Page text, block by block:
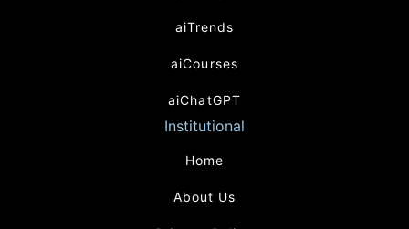
aiTrends
aiCourses
aiChatGPT
Institutional
Home
About Us